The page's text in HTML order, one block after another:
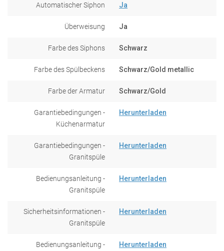
Automatischer Siphon Ja
Überweisung Ja
Farbe des Siphons Schwarz
Farbe des Spülbeckens Schwarz/Gold metallic
Farbe der Armatur Schwarz/Gold
Garantiebedingungen -
Küchenarmatur
Herunterladen
Garantiebedingungen -
Granitspüle
Herunterladen
Bedienungsanleitung -
Granitspüle
Herunterladen
Sicherheitsinformationen -
Granitspüle
Herunterladen
Bedienungsanleitung -
Herunterladen